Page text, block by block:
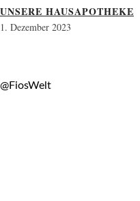
UNSERE HAUSAPOTHEKE
1. Dezember 2023
@FiosWelt